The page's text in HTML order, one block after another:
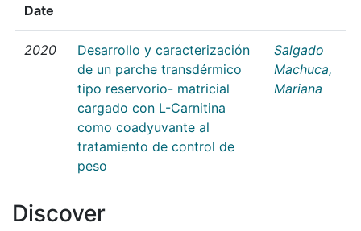
Date
2020
Desarrollo y caracterización
de un parche transdérmico
tipo reservorio- matricial
cargado con L-Carnitina
como coadyuvante al
tratamiento de control de
peso
Salgado
Machuca,
Mariana
Discover